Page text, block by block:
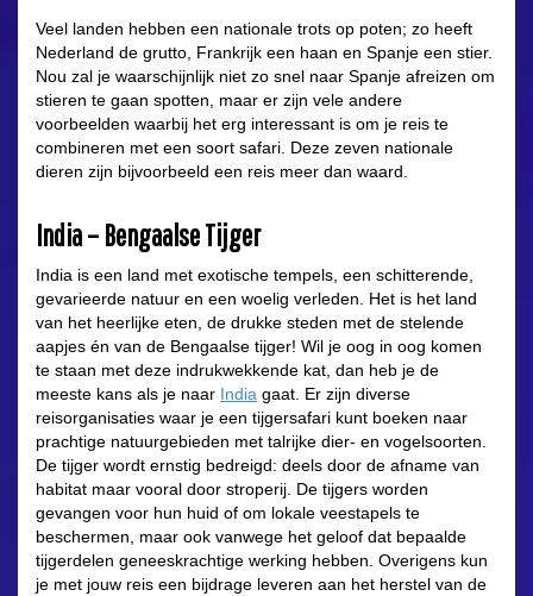
Veel landen hebben een nationale trots op poten; zo heeft
Nederland de grutto, Frankrijk een haan en Spanje een stier.
Nou zal je waarschijnlijk niet zo snel naar Spanje afreizen om
stieren te gaan spotten, maar er zijn vele andere
voorbeelden waarbij het erg interessant is om je reis te
combineren met een soort safari. Deze zeven nationale
dieren zijn bijvoorbeeld een reis meer dan waard.
India – Bengaalse Tijger
India is een land met exotische tempels, een schitterende,
gevarieerde natuur en een woelig verleden. Het is het land
van het heerlijke eten, de drukke steden met de stelende
aapjes én van de Bengaalse tijger! Wil je oog in oog komen
te staan met deze indrukwekkende kat, dan heb je de
meeste kans als je naar India gaat. Er zijn diverse
reisorganisaties waar je een tijgersafari kunt boeken naar
prachtige natuurgebieden met talrijke dier- en vogelsoorten.
De tijger wordt ernstig bedreigd: deels door de afname van
habitat maar vooral door stroperij. De tijgers worden
gevangen voor hun huid of om lokale veestapels te
beschermen, maar ook vanwege het geloof dat bepaalde
tijgerdelen geneeskrachtige werking hebben. Overigens kun
je met jouw reis een bijdrage leveren aan het herstel van de